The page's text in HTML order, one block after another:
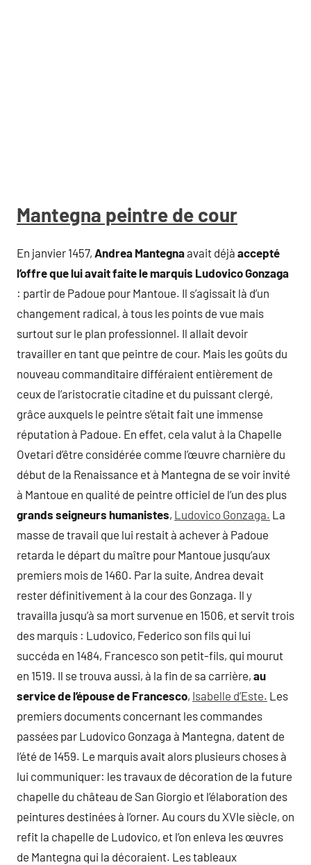
Mantegna peintre de cour
En janvier 1457, Andrea Mantegnaavait déjà accepté
l’offre que lui avait faite le marquis Ludovico Gonzaga
: partir de Padoue pour Mantoue. Il s’agissait là d’un
changement radical, à tous les points de vue mais
surtout sur le plan professionnel. Il allait devoir
travailler en tant que peintre de cour. Mais les goûts du
nouveau commanditaire différaient entièrement de
ceux de l’aristocratie citadine et du puissant clergé,
grâce auxquels le peintre s’était fait une immense
réputation à Padoue. En effet, cela valut à la Chapelle
Ovetari d’être considérée comme l’œuvre charnière du
début de la Renaissance et à Mantegna de se voir invité
à Mantoue en qualité de peintre officiel de l’un des plus
grands seigneurs humanistes, Ludovico Gonzaga. La
masse de travail que lui restait à achever à Padoue
retarda le départ du maître pour Mantoue jusqu’aux
premiers mois de 1460. Par la suite, Andrea devait
rester définitivement à la cour des Gonzaga. Il y
travailla jusqu’à sa mort survenue en 1506, et servit trois
des marquis : Ludovico, Federico son fils qui lui
succéda en 1484, Francesco son petit-fils, qui mourut
en 1519. Il se trouva aussi, à la fin de sa carrière, au
service de l’épouse de Francesco, Isabelle d’Este. Les
premiers documents concernant les commandes
passées par Ludovico Gonzaga à Mantegna, datent de
l’été de 1459. Le marquis avait alors plusieurs choses à
lui communiquer: les travaux de décoration de la future
chapelle du château de San Giorgio et l’élaboration des
peintures destinées à l’orner. Au cours du XVIe siècle, on
refit la chapelle de Ludovico, et l’on enleva les œuvres
de Mantegna qui la décoraient. Les tableaux